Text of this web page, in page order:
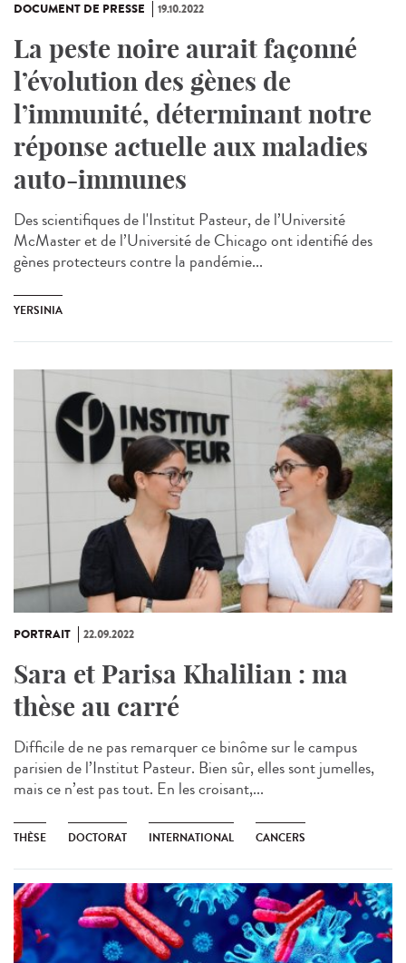
DOCUMENT DE PRESSE 19.10.2022
La peste noire aurait façonné
l’évolution des gènes de
l’immunité, déterminant notre
réponse actuelle aux maladies
auto-immunes
Des scientifiques de l'Institut Pasteur, de l’Université
McMaster et de l’Université de Chicago ont identifié des
gènes protecteurs contre la pandémie...
YERSINIA
PORTRAIT 22.09.2022
Sara et Parisa Khalilian : ma
thèse au carré
Difficile de ne pas remarquer ce binôme sur le campus
parisien de l’Institut Pasteur. Bien sûr, elles sont jumelles,
mais ce n’est pas tout. En les croisant,...
THÈSE DOCTORAT INTERNATIONAL CANCERS